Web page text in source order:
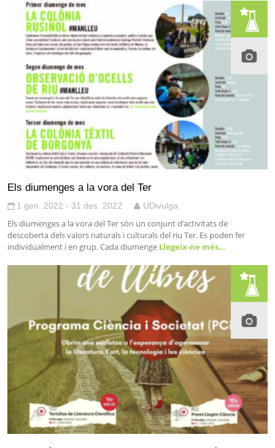
Els diumenges a la vora del Ter
1 gen. 2022 - 31 des. 2022 UDivulga
Els diumenges a la vora del Ter són un conjunt d’activitats de
descoberta dels valors naturals i culturals del riu Ter. Es poden fer
individualment i en grup. Cada diumenge Llegeix-ne més…